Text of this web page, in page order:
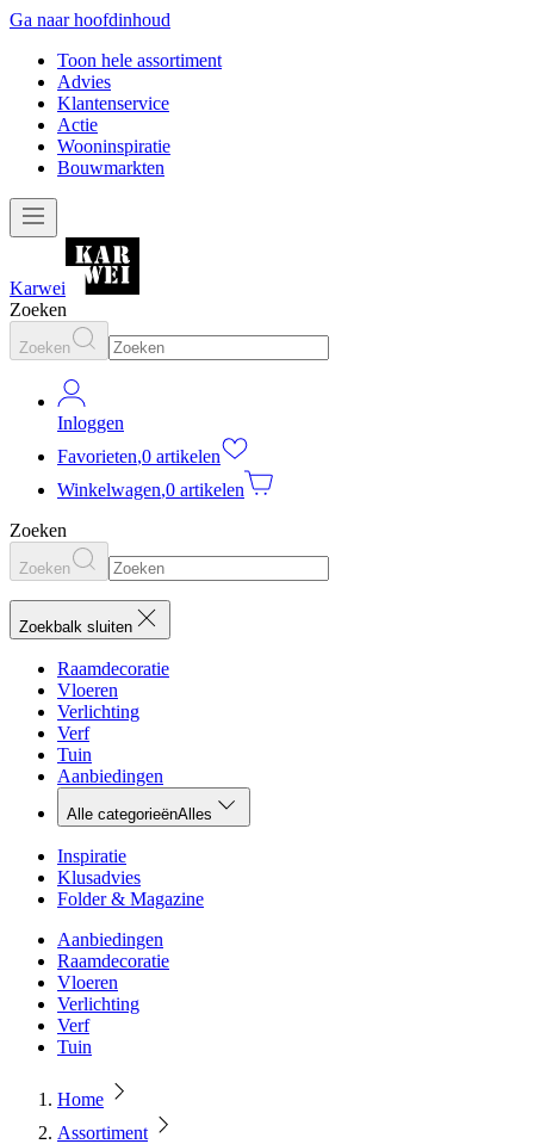
Ga naar hoofdinhoud
Toon hele assortiment
Advies
Klantenservice
Actie
Wooninspiratie
Bouwmarkten
Karwei
Zoeken
Zoeken
Inloggen
Favorieten,0 artikelen
Winkelwagen,0 artikelen
Zoeken
Zoeken
Zoekbalk sluiten
Raamdecoratie
Vloeren
Verlichting
Verf
Tuin
Aanbiedingen
Alle categorieënAlles
Inspiratie
Klusadvies
Folder & Magazine
Aanbiedingen
Raamdecoratie
Vloeren
Verlichting
Verf
Tuin
Home
Assortiment